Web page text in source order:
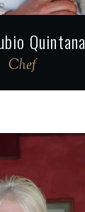
Quintana
Chef